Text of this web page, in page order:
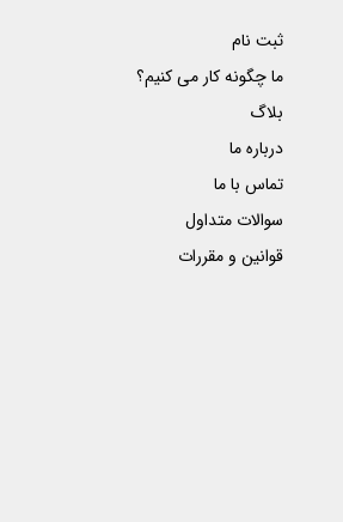
ثبت نام
ما چگونه کار می کنیم؟
بلاگ
درباره ما
تماس با ما
سوالات متداول
قوانین و مقررات